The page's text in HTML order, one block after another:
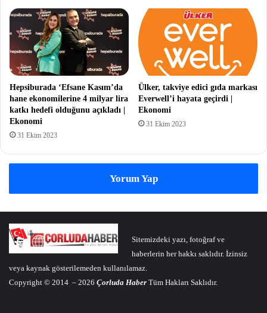
Hepsiburada ‘Efsane Kasım’da
hane ekonomilerine 4 milyar lira
katkı hedefi olduğunu açıkladı |
Ekonomi
31 Ekim 2023
Ülker, takviye edici gıda markası
Everwell’i hayata geçirdi |
Ekonomi
31 Ekim 2023
Yorum Yap
Sitemizdeki yazı, fotoğraf ve
haberlerin her hakkı saklıdır. İzinsiz
veya kaynak gösterilemeden kullanılamaz.
Copyright © 2014 – 2026 Çorluda Haber Tüm Hakları Saklıdır.